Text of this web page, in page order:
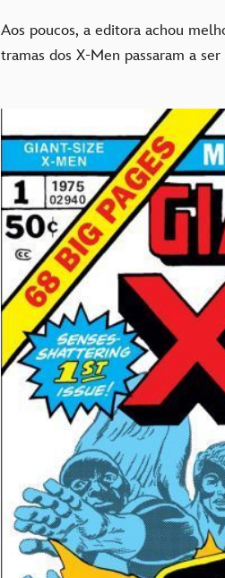
Aos poucos, a editora achou
tramas dos X-Men passaram a ser